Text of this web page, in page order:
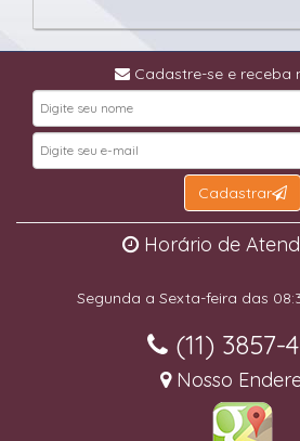
Cadastre-se e receba
Cadastrar
Horário de
Segunda a Sexta-feira das
(11) 3857-
Nosso